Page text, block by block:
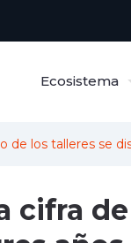
Ecosistema
los talleres se
cifra